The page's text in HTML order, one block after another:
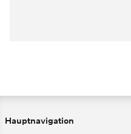
Hauptnavigation